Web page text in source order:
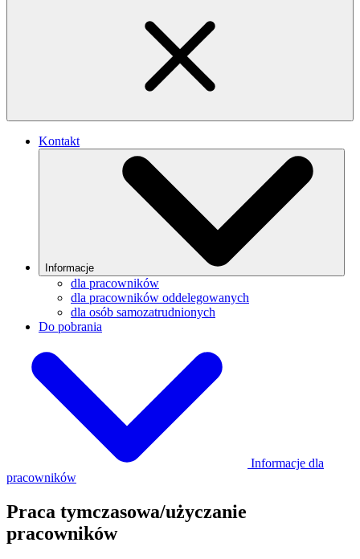
Kontakt
Informacje
dla pracowników
dla pracowników oddelegowanych
dla osób samozatrudnionych
Do pobrania
Informacje dla
pracowników
Praca tymczasowa/użyczanie
pracowników